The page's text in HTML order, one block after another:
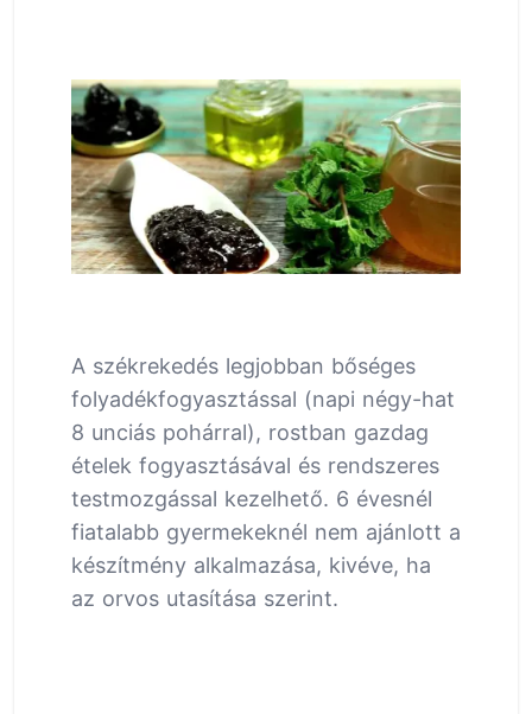
A székrekedés legjobban bőséges
folyadékfogyasztással (napi négy-hat
8 unciás pohárral), rostban gazdag
ételek fogyasztásával és rendszeres
testmozgással kezelhető. 6 évesnél
fiatalabb gyermekeknél nem ajánlott a
készítmény alkalmazása, kivéve, ha
az orvos utasítása szerint.